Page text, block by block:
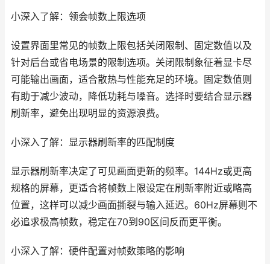
小深入了解：领会帧数上限选项
设置界面里常见的帧数上限包括关闭限制、固定数值以及
针对后台或省电场景的限制选项。关闭限制象征着显卡尽
可能输出画面，适合散热与性能充足的环境。固定数值则
有助于减少波动，降低功耗与噪音。选择时要结合显示器
刷新率，避免出现明显的资源浪费。
小深入了解：显示器刷新率的匹配制度
显示器刷新率决定了可见画面更新的频率。144Hz或更高
规格的屏幕，更适合将帧数上限设定在刷新率附近或略高
位置，这样可以减少画面撕裂与输入延迟。60Hz屏幕则不
必追求极高帧数，稳定在70到90区间反而更平衡。
小深入了解：硬件配置对帧数策略的影响